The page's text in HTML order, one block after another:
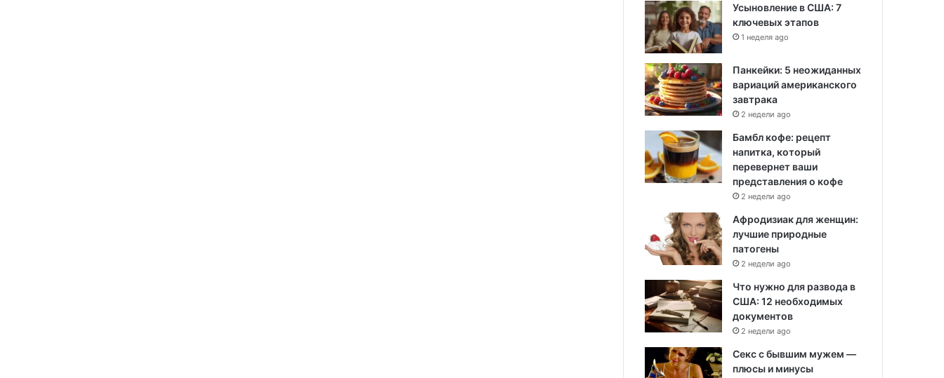
Усыновление в США: 7
ключевых этапов
1 неделя ago
Панкейки: 5 неожиданных
вариаций американского
завтрака
2 недели ago
Бамбл кофе: рецепт
напитка, который
перевернет ваши
представления о кофе
2 недели ago
Афродизиак для женщин:
лучшие природные
патогены
2 недели ago
Что нужно для развода в
США: 12 необходимых
документов
2 недели ago
Секс с бывшим мужем —
плюсы и минусы